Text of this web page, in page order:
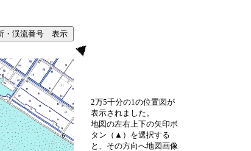
2万5千分の1の位置図が
表示されました。
地図の左右上下の矢印ボ
タン（▲）を選択する
と、その方向へ地図画像